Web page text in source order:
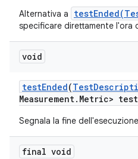
Alternativa a
specificare direttamente l'ora
void
testEnded(Test
Measurement. Metric> test
Segnala la fine
final void